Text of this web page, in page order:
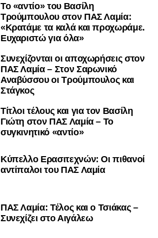
Το «αντίο» του Βασίλη
Τρούμπουλου στον ΠΑΣ Λαμία:
«Κρατάμε τα καλά και προχωράμε.
Ευχαριστώ για όλα»
Συνεχίζονται οι αποχωρήσεις στον
ΠΑΣ Λαμία – Στον Σαρωνικό
Αναβύσσου οι Τρούμπουλος και
Στάγκος
Τίτλοι τέλους και για τον Βασίλη
Γιώτη στον ΠΑΣ Λαμία – Το
συγκινητικό «αντίο»
Κύπελλο Ερασιτεχνών: Οι πιθανοί
αντίπαλοι του ΠΑΣ Λαμία
ΠΑΣ Λαμία: Τέλος και ο Τσιάκας –
Συνεχίζει στο Αιγάλεω